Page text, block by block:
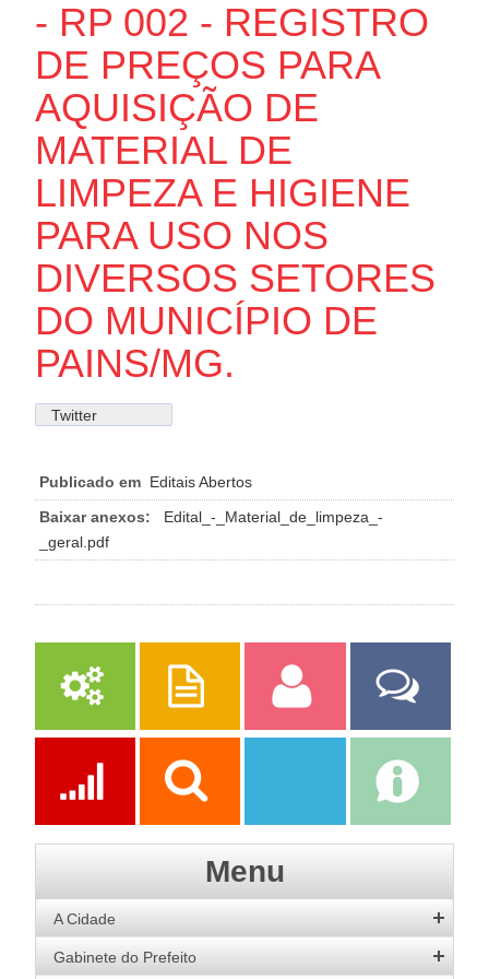
- RP 002 - REGISTRO
DE PREÇOS PARA
AQUISIÇÃO DE
MATERIAL DE
LIMPEZA E HIGIENE
PARA USO NOS
DIVERSOS SETORES
DO MUNICÍPIO DE
PAINS/MG.
Twitter
Publicado em Editais Abertos
Baixar anexos:
Edital_-_Material_de_limpeza_-
_geral.pdf
Serviços Publicações Servidor
Fale Com a
Prefeitura
Menu
A Cidade
História
Gabinete do Prefeito